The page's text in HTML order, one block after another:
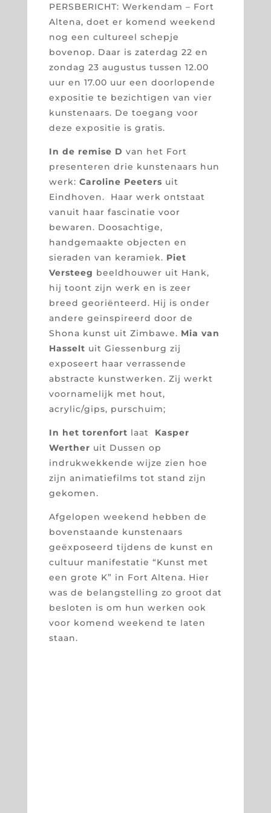
PERSBERICHT: Werkendam – Fort
Altena, doet er komend weekend
nog een cultureel schepje
bovenop. Daar is zaterdag 22 en
zondag 23 augustus tussen 12.00
uur en 17.00 uur een doorlopende
expositie te bezichtigen van vier
kunstenaars. De toegang voor
deze expositie is gratis.
In de remise D van het Fort
presenteren drie kunstenaars hun
werk: Caroline Peeters uit
Eindhoven. Haar werk ontstaat
vanuit haar fascinatie voor
bewaren. Doosachtige,
handgemaakte objecten en
sieraden van keramiek. Piet
Versteeg beeldhouwer uit Hank,
hij toont zijn werk en is zeer
breed georiënteerd. Hij is onder
andere geïnspireerd door de
Shona kunst uit Zimbawe. Mia van
Hasselt uit Giessenburg zij
exposeert haar verrassende
abstracte kunstwerken. Zij werkt
voornamelijk met hout,
acrylic/gips, purschuim;
In het torenfort laat Kasper
Werther uit Dussen op
indrukwekkende wijze zien hoe
zijn animatiefilms tot stand zijn
gekomen.
Afgelopen weekend hebben de
bovenstaande kunstenaars
geëxposeerd tijdens de kunst en
cultuur manifestatie “Kunst met
een grote K” in Fort Altena. Hier
was de belangstelling zo groot dat
besloten is om hun werken ook
voor komend weekend te laten
staan.